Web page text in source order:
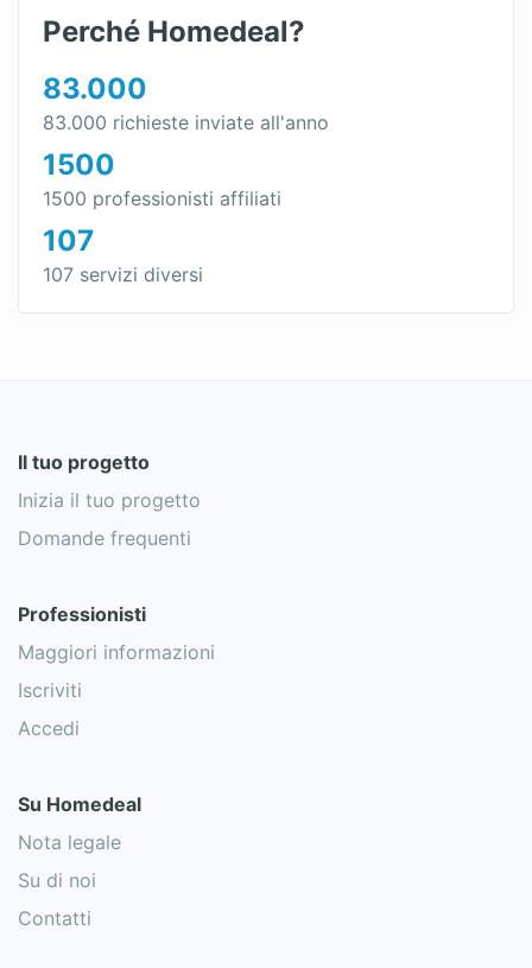
Perché Homedeal?
83.000
83.000 richieste inviate all'anno
1500
1500 professionisti affiliati
107
107 servizi diversi
Il tuo progetto
Inizia il tuo progetto
Domande frequenti
Professionisti
Maggiori informazioni
Iscriviti
Accedi
Su Homedeal
Nota legale
Su di noi
Contatti